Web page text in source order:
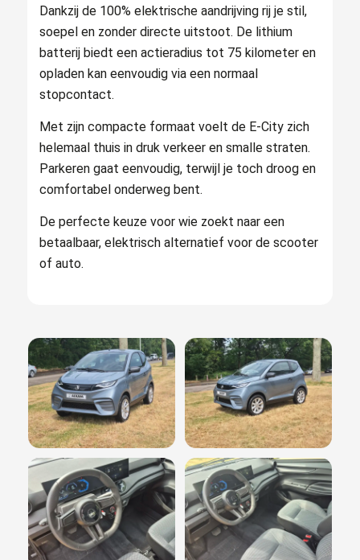
Dankzij de 100% elektrische aandrijving rij je stil,
soepel en zonder directe uitstoot. De lithium
batterij biedt een actieradius tot 75 kilometer en
opladen kan eenvoudig via een normaal
stopcontact.
Met zijn compacte formaat voelt de E-City zich
helemaal thuis in druk verkeer en smalle straten.
Parkeren gaat eenvoudig, terwijl je toch droog en
comfortabel onderweg bent.
De perfecte keuze voor wie zoekt naar een
betaalbaar, elektrisch alternatief voor de scooter
of auto.